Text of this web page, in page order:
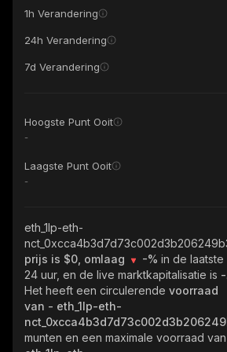
1h Verandering
24h Verandering
7d Verandering
Hoogste Punt Ooit
-
Laagste Punt Ooit
-
eth_1lp-eth-
prijs is $0, omlaag
-% in de laatste
24 uur, en de live marktkapitalisatie is -
Het heeft een circulerende voorraad
van - eth_1lp-eth-
munten en een maximale voorraad van